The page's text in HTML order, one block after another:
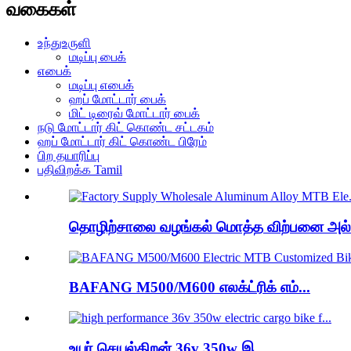
வகைகள்
உந்துஉருளி
மடிப்பு பைக்
எபைக்
மடிப்பு எபைக்
ஹப் மோட்டார் பைக்
மிட் டிரைவ் மோட்டார் பைக்
நடு மோட்டார் கிட் கொண்ட சட்டகம்
ஹப் மோட்டார் கிட் கொண்ட பிரேம்
பிற தயாரிப்பு
பதிவிறக்க Tamil
தொழிற்சாலை வழங்கல் மொத்த விற்பனை
BAFANG M500/M600 எலக்ட்ரிக் எம்...